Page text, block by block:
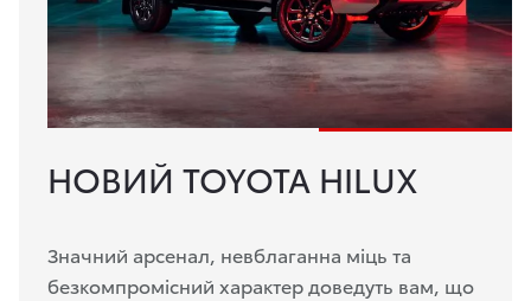
НОВИЙ TOYOTA HILUX
Значний арсенал, невблаганна міць та
безкомпромісний характер доведуть вам, що